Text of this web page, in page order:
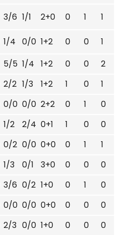
3/6 1/1 2+0 0 1 1
1/4 0/0 1+2 0 0 1
5/5 1/4 1+2 0 0 2
2/2 1/3 1+2 1 0 1
0/0 0/0 2+2 0 1 0
1/2 2/4 0+1 1 0 0
0/2 0/0 0+0 0 1 1
1/3 0/1 3+0 0 0 0
3/6 0/2 1+0 0 1 0
0/0 0/0 0+0 0 0 0
2/3 0/0 1+0 0 0 0